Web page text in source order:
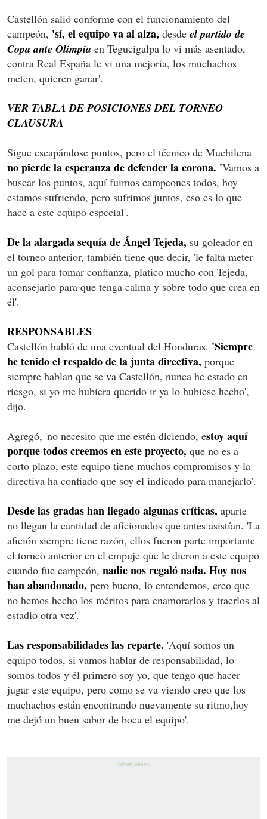
Castellón salió conforme con el funcionamiento del
campeón, 'sí, el equipo va al alza, desde el partido de
Copa ante Olimpia en Tegucigalpa lo vi más asentado,
contra Real España le vi una mejoría, los muchachos
meten, quieren ganar'.
VER TABLA DE POSICIONES DEL TORNEO
CLAUSURA
Sigue escapándose puntos, pero el técnico de Muchilena
no pierde la esperanza de defender la corona. 'Vamos a
buscar los puntos, aquí fuimos campeones todos, hoy
estamos sufriendo, pero sufrimos juntos, eso es lo que
hace a este equipo especial'.
De la alargada sequía de Ángel Tejeda, su goleador en
el torneo anterior, también tiene que decir, 'le falta meter
un gol para tomar confianza, platico mucho con Tejeda,
aconsejarlo para que tenga calma y sobre todo que crea en
él'.
RESPONSABLES
Castellón habló de una eventual del Honduras. 'Siempre
he tenido el respaldo de la junta directiva, porque
siempre hablan que se va Castellón, nunca he estado en
riesgo, si yo me hubiera querido ir ya lo hubiese hecho',
dijo.
Agregó, 'no necesito que me estén diciendo, estoy aquí
porque todos creemos en este proyecto, que no es a
corto plazo, este equipo tiene muchos compromisos y la
directiva ha confiado que soy el indicado para manejarlo'.
Desde las gradas han llegado algunas críticas, aparte
no llegan la cantidad de aficionados que antes asistían. 'La
afición siempre tiene razón, ellos fueron parte importante
el torneo anterior en el empuje que le dieron a este equipo
cuando fue campeón, nadie nos regaló nada. Hoy nos
han abandonado, pero bueno, lo entendemos, creo que
no hemos hecho los méritos para enamorarlos y traerlos al
estadio otra vez'.
Las responsabilidades las reparte. 'Aquí somos un
equipo todos, si vamos hablar de responsabilidad, lo
somos todos y él primero soy yo, que tengo que hacer
jugar este equipo, pero como se va viendo creo que los
muchachos están encontrando nuevamente su ritmo,hoy
me dejó un buen sabor de boca el equipo'.